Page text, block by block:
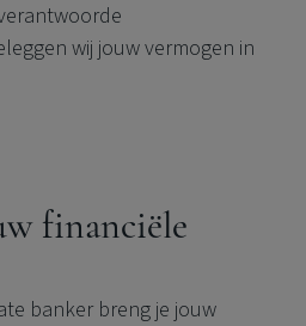
wij jouw vermogen in
financiële
banker breng je jouw